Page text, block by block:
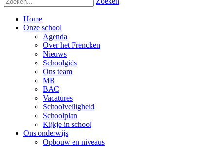
Home
Onze school
Agenda
Over het Frencken
Nieuws
Schoolgids
Ons team
MR
BAC
Vacatures
Schoolveiligheid
Schoolplan
Kijkje in school
Ons onderwijs
Opbouw en niveaus